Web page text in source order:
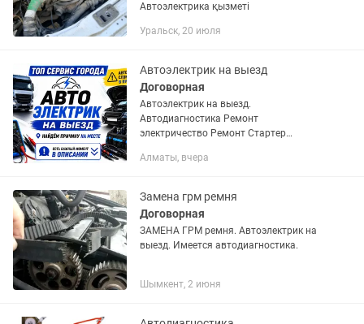
Автоэлектрика қызметі
Уральск, 20 июля
Автоэлектрик на выезд
Договорная
Автоэлектрик на выезд.
Автодиагностика Ремонт
электричество Ремонт Стартер
иммобилайзер Заводим ваша машина
Алматы, вчера
Замена грм ремня
Договорная
ЗАМЕНА ГРМ ремня. Автоэлектрик на
выезд. Имеется автодиагностика.
Шымкент, 2 июня